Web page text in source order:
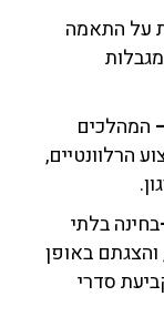
התאמה
בלתי
באופן